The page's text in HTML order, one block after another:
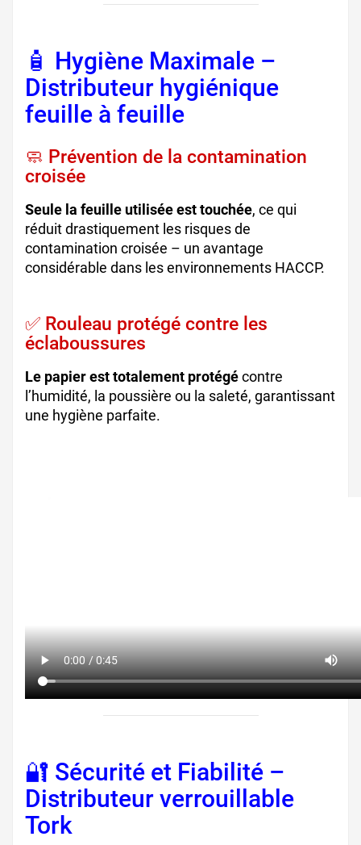
🧴 Hygiène Maximale –
Distributeur hygiénique
feuille à feuille
🧼 Prévention de la contamination
croisée
Seule la feuille utilisée est touchée, ce qui
réduit drastiquement les risques de
contamination croisée – un avantage
considérable dans les environnements HACCP.
✅ Rouleau protégé contre les
éclaboussures
Le papier est totalement protégécontre
l’humidité, la poussière ou la saleté, garantissant
une hygiène parfaite.
🔐 Sécurité et Fiabilité –
Distributeur verrouillable
Tork